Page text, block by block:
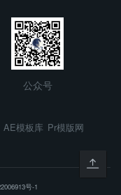
公众号
AE模板库 Pr模版网
号-1